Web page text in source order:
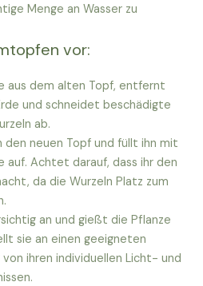
Menge an Wasser zu
vor:
aus dem alten Topf, entfernt
und schneidet beschädigte
ab.
neuen Topf und füllt ihn mit
auf. Achtet darauf, dass ihr den
da die Wurzeln Platz zum
an und gießt die Pflanze
sie an einen geeigneten
ihren individuellen Licht- und